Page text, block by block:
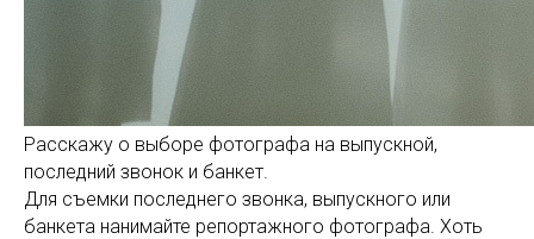
Расскажу о выборе фотографа на выпускной,
последний звонок и банкет.
Для съемки последнего звонка, выпускного или
банкета нанимайте репортажного фотографа. Хоть